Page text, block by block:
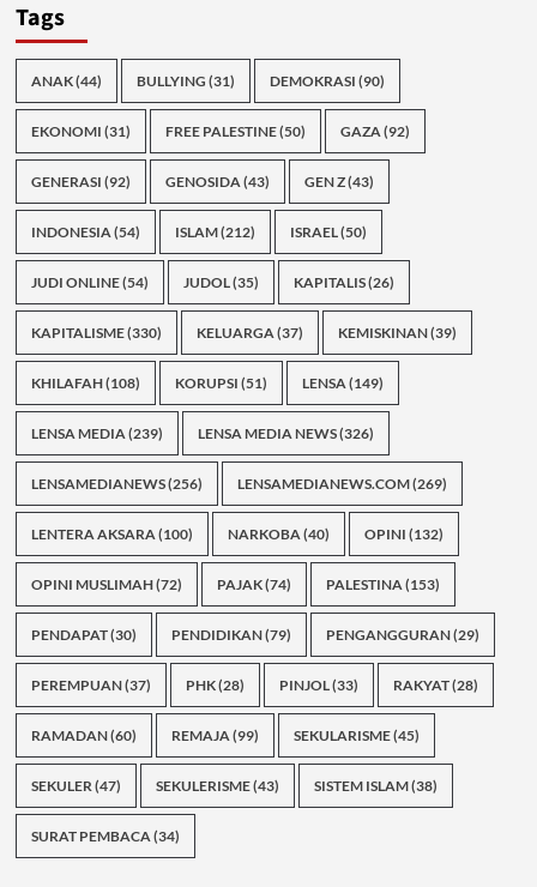
Tags
ANAK(44) BULLYING (31) DEMOKRASI (90)
EKONOMI (31) FREE PALESTINE(50) GAZA(92)
GENERASI (92) GENOSIDA(43) GEN Z(43)
INDONESIA(54) ISLAM(212) ISRAEL(50)
JUDI ONLINE(54) JUDOL(35) KAPITALIS(26)
KAPITALISME(330) KELUARGA(37) KEMISKINAN(39)
KHILAFAH(108) KORUPSI (51) LENSA(149)
LENSA MEDIA(239) LENSA MEDIA NEWS(326)
LENSAMEDIANEWS(256) LENSAMEDIANEWS.COM(269)
LENTERA AKSARA(100) NARKOBA(40) OPINI (132)
OPINI MUSLIMAH(72) PAJAK(74) PALESTINA(153)
PENDAPAT(30) PENDIDIKAN(79) PENGANGGURAN(29)
PEREMPUAN(37) PHK(28) PINJOL(33) RAKYAT(28)
RAMADAN(60) REMAJA(99) SEKULARISME(45)
SEKULER(47) SEKULERISME(43) SISTEM ISLAM(38)
SURAT PEMBACA(34)